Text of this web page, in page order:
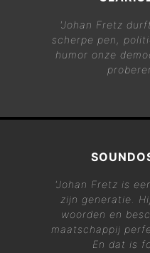
'Johan Fretz
scherpe pen,
humor onze
'Johan Fretz is
zijn generatie.
woorden en
maatschappij
En dat is